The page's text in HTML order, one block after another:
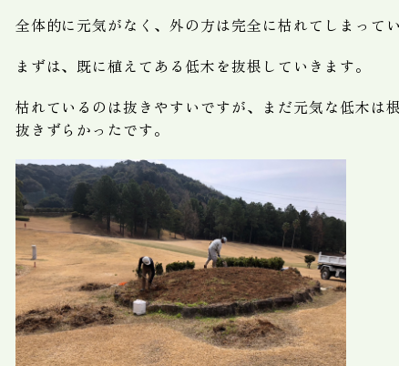
全体的に元気がなく、外の方は完全に枯れてしまって
まずは、既に植えてある低木を抜根していきます。
枯れているのは抜きやすいですが、まだ元気な低木は
抜きずらかったです。